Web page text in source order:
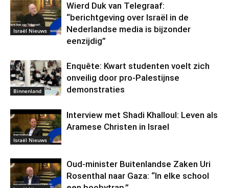
Israël Nieuws
Wierd Duk van Telegraaf:
“berichtgeving over Israël in de
Nederlandse media is bijzonder
eenzijdig”
Binnenland
Enquête: Kwart studenten voelt zich
onveilig door pro-Palestijnse
demonstraties
Israël Nieuws
Interview met Shadi Khalloul: Leven als
Aramese Christen in Israel
Oud-minister Buitenlandse Zaken Uri
Rosenthal naar Gaza: “In elke school